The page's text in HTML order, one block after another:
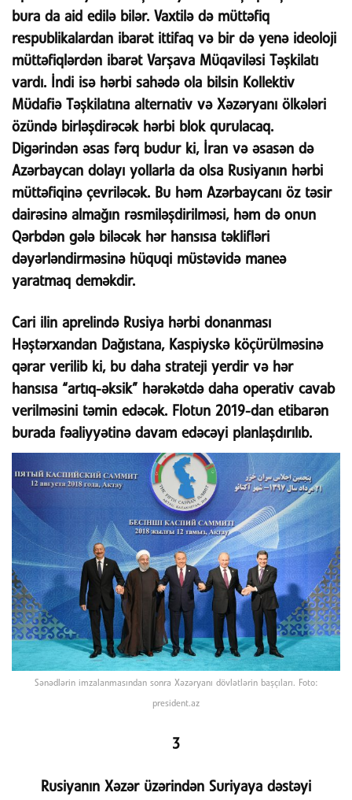
bura da aid edilə bilər. Vaxtilə də müttəfiq
respublikalardan ibarət ittifaq və bir də yenə ideoloji
müttəfiqlərdən ibarət Varşava Müqaviləsi Təşkilatı
vardı. İndi isə hərbi sahədə ola bilsin Kollektiv
Müdafiə Təşkilatına alternativ və Xəzəryanı ölkələri
özündə birləşdirəcək hərbi blok qurulacaq.
Digərindən əsas fərq budur ki, İran və əsasən də
Azərbaycan dolayı yollarla da olsa Rusiyanın hərbi
müttəfiqinə çevriləcək. Bu həm Azərbaycanı öz təsir
dairəsinə almağın rəsmiləşdirilməsi, həm də onun
Qərbdən gələ biləcək hər hansısa təklifləri
dəyərləndirməsinə hüquqi müstəvidə maneə
yaratmaq deməkdir.
Cari ilin aprelində Rusiya hərbi donanması
Həştərxandan Dağıstana, Kaspiyskə köçürülməsinə
qərar verilib ki, bu daha strateji yerdir və hər
hansısa “artıq-əksik” hərəkətdə daha operativ cavab
verilməsini təmin edəcək. Flotun 2019-dan etibarən
burada fəaliyyətinə davam edəcəyi planlaşdırılıb.
Sənədlərin imzalanmasından sonra Xəzəryanı dövlətlərin başçıları. Foto:
president.az
3
Rusiyanın Xəzər üzərindən Suriyaya dəstəyi